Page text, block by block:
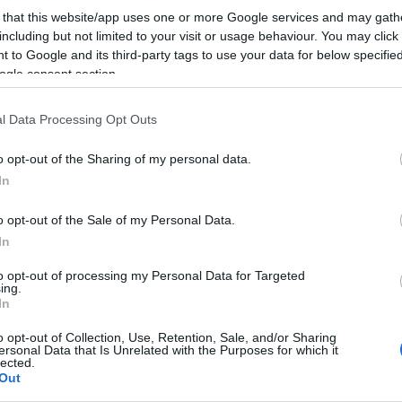
that this website/app uses one or more Google services and may
but not limited to your visit or usage behaviour. You may
to Google and its third-party tags to use your data for below
consent section.
Data Processing Opt Outs
opt-out of the Sharing of my personal data.
opt-out of the Sale of my Personal Data.
opt-out of processing my Personal Data for Targeted
opt-out of Collection, Use, Retention, Sale, and/or Sharing
Data that Is Unrelated with the Purposes for which it
csellófutamokból hallható ki. AzÉlet elvitelre is egymás
mellett szerepeltet saját szövegezésű dalokat és
versfeldolgozásokat, ezúttal azonban nem egy klasszikus
(az előző lemeznél Pilinszky János), hanem egy népszerű
szerdán kerül forgalomba CD-n, holnap, szombat éjfélig
az albumot).
a
bejáratú, kétszemélyes világot megéneklő szöveghez
hangszerelés. Aki számára ismerős Szabó Balázs szerzői
gitár és a hegedű kap meghatározó szerepet.
finom kamarapop-eleganciát ad a folkos ízű dalhoz.
Hétköznapi t:Pagonyi Andrásharmonika-virtuóz és világutazó
Duna és a Szajna képzeletbeli közös partjaira visz el, de csak
meglepetés, akkor érünk el a kettős torkolathoz:
Julie Rens
határvidékén mozgó produkciókban dolgozott – hangja
fölül a dalt, nem uralkodik el rajta, hanem mint egy
fa tetejére épült fészekbe